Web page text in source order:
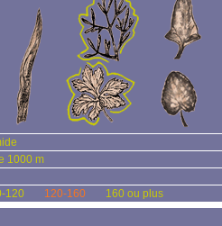
1000 m
120 120-160 160 ou plus